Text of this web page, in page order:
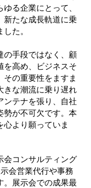
る企業にとって、
新たな成長軌道に乗
た。
の手段ではなく、顧
を高め、ビジネスそ
の重要性をますま
きな潮流に乗り遅れ
ンテナを張り、自社
が不可欠です。 本
心より願っていま
会コンサルティング
会営業代行や事務
。展示会での成果最